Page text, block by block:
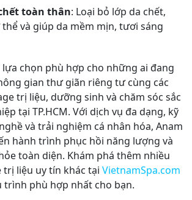
toàn thân: Loại bỏ lớp da chết,
thể và giúp da mềm mịn, tươi sáng
lựa chọn phù hợp cho những ai đang
gian thư giãn riêng tư cùng các
trị liệu, dưỡng sinh và chăm sóc sắc
tại TP.HCM. Với dịch vụ đa dạng, kỹ
và trải nghiệm cá nhân hóa, Anam
hành trình phục hồi năng lượng và
toàn diện. Khám phá thêm nhiều
trị liệu uy tín khác tại VietnamSpa.com
trình phù hợp nhất cho bạn.